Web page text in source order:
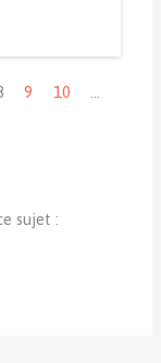
9 10
sujet :